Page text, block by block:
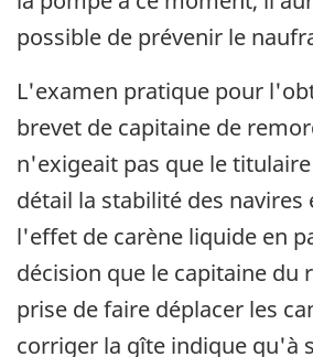
possible de prévenir le
L'examen pratique pour
brevet de capitaine de
n'exigeait pas que le
détail la stabilité des navires
l'effet de carène liquide en
décision que le capitaine du
prise de faire déplacer les
corriger la gîte indique qu'à